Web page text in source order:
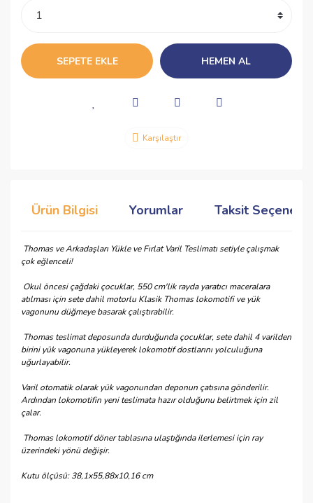
SEPETE EKLE HEMEN AL
Karşılaştır
Ürün Bilgisi Yorumlar Taksit
Thomas ve Arkadaşları Yükle ve Fırlat Varil Teslimatı setiyle çalışmak
çok eğlenceli!
Okul öncesi çağdaki çocuklar, 550 cm'lik rayda yaratıcı maceralara
atılması için sete dahil motorlu Klasik Thomas lokomotifi ve yük
vagonunu düğmeye basarak çalıştırabilir.
Thomas teslimat deposunda durduğunda çocuklar, sete dahil 4 varilden
birini yük vagonuna yükleyerek lokomotif dostlarını yolculuğuna
uğurlayabilir.
Varil otomatik olarak yük vagonundan deponun çatısına gönderilir.
Ardından lokomotifin yeni teslimata hazır olduğunu belirtmek için zil
çalar.
Thomas lokomotif döner tablasına ulaştığında ilerlemesi için ray
üzerindeki yönü değişir.
Kutu ölçüsü: 38,1x55,88x10,16 cm